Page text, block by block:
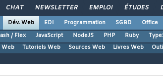
CHAT NEWSLETTER EMPLOI ÉTUDES
Dév. Web EDI Programmation SGBD Office
/ Flex JavaScript NodeJS PHP Ruby
Web Tutoriels Web Sources Web Livres Web